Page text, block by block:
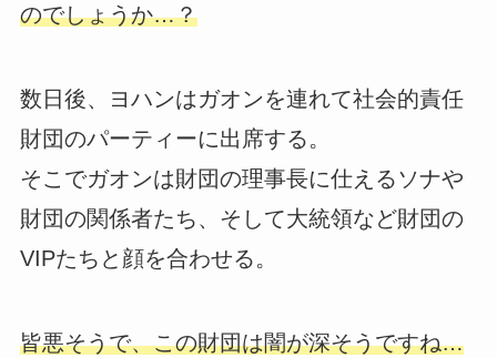
のでしょうか…？
数日後、ヨハンはガオンを連れて社会的責任
財団のパーティーに出席する。
そこでガオンは財団の理事長に仕えるソナや
財団の関係者たち、そして大統領など財団の
VIPたちと顔を合わせる。
皆悪そうで、この財団は闇が深そうですね…